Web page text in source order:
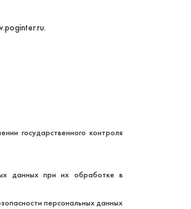
государственного контроля
данных при их обработке в
персональных данных